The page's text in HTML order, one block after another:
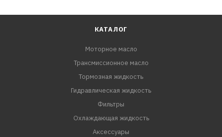
Toyota Avalon, GSX30, GSX40
Toyota Camry, GSV40, GSV50
Toyota Estima, GSR50, GSR50W, GSR55, GSR55W
Toyota Highlander, GSU50, GSU55, GSU55L
Toyota Kluger V, GSU50, GSU55
КАТАЛОГ
Моторное масло
Трансмиссионное масло
Тормозная жидкость
Гидравлическая жидкость
Фильтры
Охлаждающая жидкость
Аксессуары